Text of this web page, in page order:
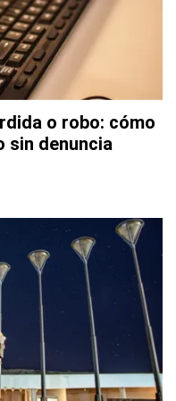
o robo: cómo
sin denuncia